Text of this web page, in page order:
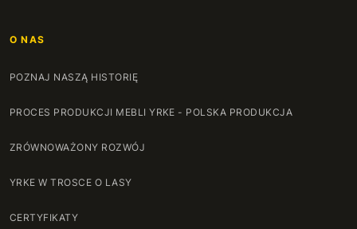
O NAS
POZNAJ NASZĄ HISTORIĘ
PROCES PRODUKCJI MEBLI YRKE - POLSKA PRODUKCJA
ZRÓWNOWAŻONY ROZWÓJ
YRKE W TROSCE O LASY
CERTYFIKATY